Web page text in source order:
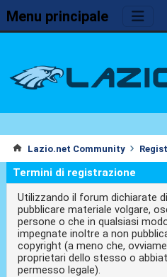
Menu principale
Lazio.net Community
Termini di registrazione
Utilizzando il forum dichiarate
pubblicare materiale volgare,
persone o che in qualsiasi
impegnate inoltre a non
copyright (a meno che,
proprietari dello stesso o
permesso legale).